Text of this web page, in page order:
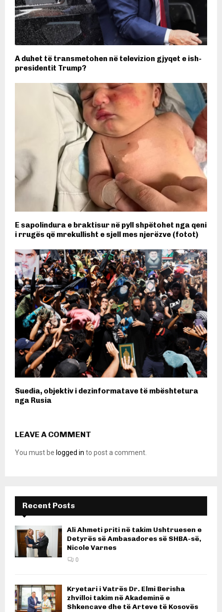
A duhet të transmetohen në televizion gjyqet e ish-
presidentit Trump?
E sapolindura e braktisur në pyll shpëtohet nga qeni
i rrugës që mrekullisht e sjell mes njerëzve (fotot)
Suedia, objektiv i dezinformatave të mbështetura
nga Rusia
LEAVE A COMMENT
You must be logged in to post a comment.
Recent Posts
Ali Ahmeti priti në takim Ushtruesen e
Detyrës së Ambasadores së SHBA-së,
Nicole Varnes
0
Kryetari i Vatrës Dr. Elmi Berisha
zhvilloi takim në Akademinë e
Shkencave dhe të Arteve të Kosovës